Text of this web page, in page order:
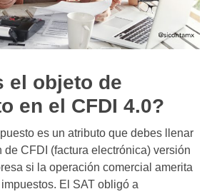
el objeto de
en el CFDI 4.0?
es un atributo que debes llenar
de CFDI (factura electrónica) versión
si la operación comercial amerita
El SAT obligó a